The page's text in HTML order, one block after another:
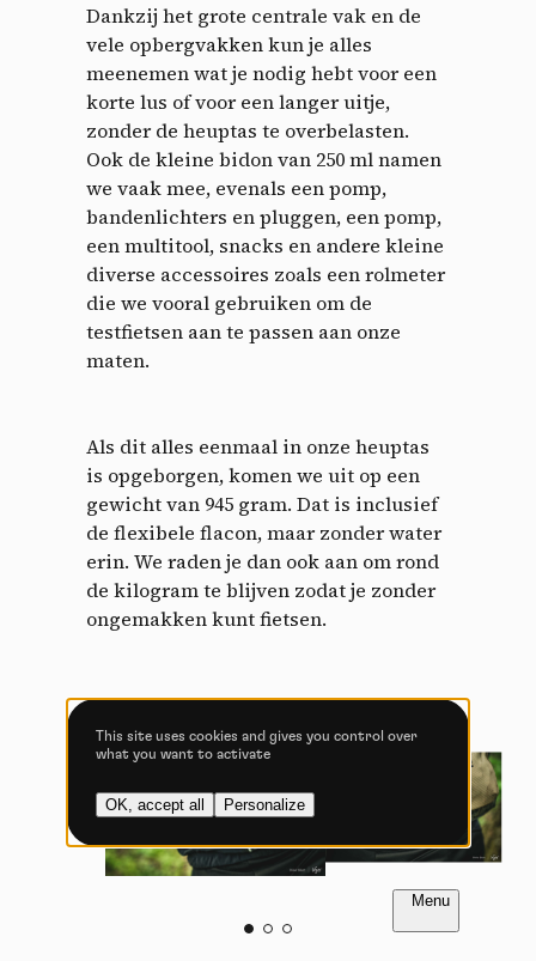
Dankzij het grote centrale vak en de
vele opbergvakken kun je alles
meenemen wat je nodig hebt voor een
korte lus of voor een langer uitje,
zonder de heuptas te overbelasten.
Ook de kleine bidon van 250 ml namen
we vaak mee, evenals een pomp,
bandenlichters en pluggen, een pomp,
een multitool, snacks en andere kleine
diverse accessoires zoals een rolmeter
die we vooral gebruiken om de
testfietsen aan te passen aan onze
maten.
Als dit alles eenmaal in onze heuptas
is opgeborgen, komen we uit op een
gewicht van 945 gram. Dat is inclusief
de flexibele flacon, maar zonder water
erin. We raden je dan ook aan om rond
de kilogram te blijven zodat je zonder
ongemakken kunt fietsen.
Cookies management
panel
By allowing these third party services, you accept their
cookies and the use of tracking technologies necessary for
Allow all cookies Deny all cookies
Videos
Video sharing services help to add rich media on the
Vimeo disallowed -This service can
Allow Deny
YouTube disallowed
This service can
install 4 cookies.
Allow Deny
This site uses cookies and gives you control over
what you want to activate
OK, accept all Personalize